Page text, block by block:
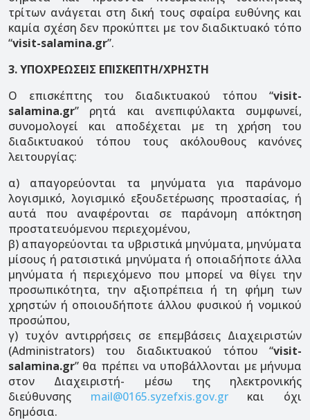
τρίτων ανάγεται στη δική τους σφαίρα ευθύνης και
καμία σχέση δεν προκύπτει με τον διαδικτυακό τόπο
“visit-salamina.gr”.
3. ΥΠΟΧΡΕΩΣΕΙΣ ΕΠΙΣΚΕΠΤΗ/ΧΡΗΣΤΗ
Ο επισκέπτης του διαδικτυακού τόπου “visit-
salamina.gr” ρητά και ανεπιφύλακτα συμφωνεί,
συνομολογεί και αποδέχεται με τη χρήση του
διαδικτυακού τόπου τους ακόλουθους κανόνες
λειτουργίας:
α) απαγορεύονται τα μηνύματα για παράνομο
λογισμικό, λογισμικό εξουδετέρωσης προστασίας, ή
αυτά που αναφέρονται σε παράνομη απόκτηση
προστατευόμενου περιεχομένου,
β) απαγορεύονται τα υβριστικά μηνύματα, μηνύματα
μίσους ή ρατσιστικά μηνύματα ή οποιαδήποτε άλλα
μηνύματα ή περιεχόμενο που μπορεί να θίγει την
προσωπικότητα, την αξιοπρέπεια ή τη φήμη των
χρηστών ή οποιουδήποτε άλλου φυσικού ή νομικού
προσώπου,
γ) τυχόν αντιρρήσεις σε επεμβάσεις Διαχειριστών
(Administrators) του διαδικτυακού τόπου “visit-
salamina.gr” θα πρέπει να υποβάλλονται με μήνυμα
στον Διαχειριστή- μέσω της ηλεκτρονικής
διεύθυνσης mail@0165.syzefxis.gov.grκαι όχι
δημόσια.